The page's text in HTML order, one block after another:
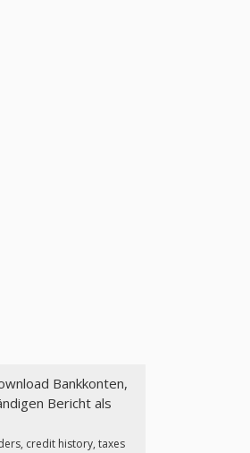
Bankkonten,
Bericht als
credit history, taxes